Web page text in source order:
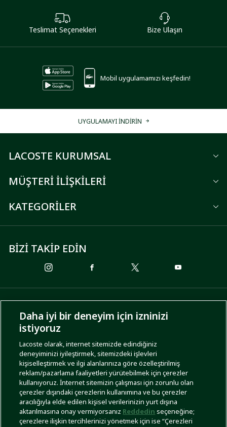
Teslimat Seçenekleri Bize Ulaşın
Mobil uygulamamızı keşfedin!
UYGULAMAYI İNDİRİN
LACOSTE KURUMSAL
MÜŞTERİ İLİŞKİLERİ
KATEGORİLER
BİZİ TAKİP EDİN
ÖDEME SEÇENEKLERİ
KARGO SEÇENEKLERİ
Daha iyi bir deneyim için izninizi
istiyoruz
Lacoste olarak, internet sitemizde edindiğiniz
deneyiminizi iyileştirmek, sitemizdeki işlevleri
kişiselleştirmek ve ilgi alanlarınıza göre özelleştirilmiş
reklam/pazarlama faaliyetleri yürütebilmek için çerezler
kullanıyoruz. İnternet sitemizin çalışması için zorunlu olan
çerezler dışındaki çerezlerin kullanımına ve bu çerezler
aracılığıyla elde edilen kişisel verilerinizin yurt dışına
aktarılmasına onay vermiyorsanız Reddedin seçeneğine;
çerezlere ilişkin tercihlerinizi yönetmek için ise “Çerezleri